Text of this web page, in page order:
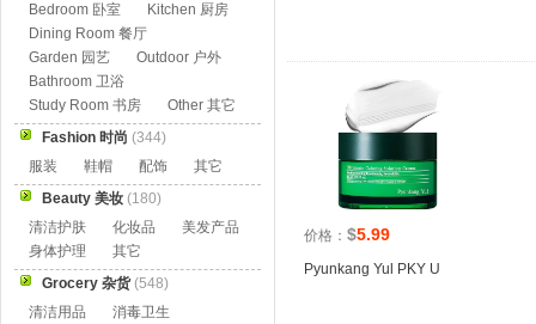
价格： $5.99
Pyunkang Yul PKY U
Bedroom 卧室
Kitchen 厨房
Dining Room 餐厅
Garden 园艺
Outdoor 户外
Bathroom 卫浴
Study Room 书房
Other 其它
Fashion 时尚 (344)
服装
鞋帽 配饰
其它
Beauty 美妆 (180)
清洁护肤
化妆品
美发产品
身体护理
其它
Grocery 杂货(548)
清洁用品
消毒卫生